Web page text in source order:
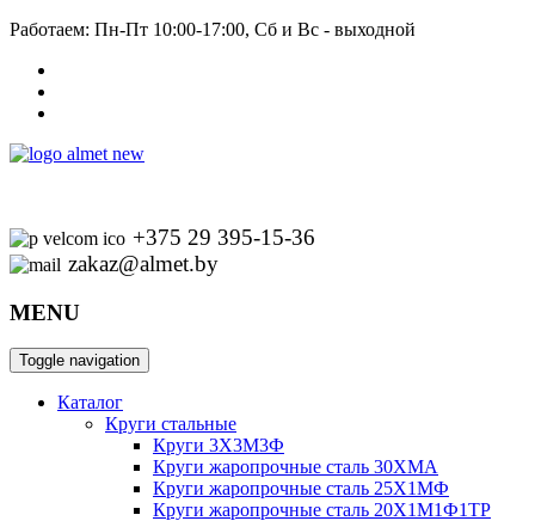
Работаем: Пн-Пт 10:00-17:00, Сб и Вс - выходной
+375 29 395-15-36
zakaz@almet.by
MENU
Toggle navigation
Каталог
Круги стальные
Круги 3Х3М3Ф
Круги жаропрочные сталь 30ХМА
Круги жаропрочные сталь 25Х1МФ
Круги жаропрочные сталь 20Х1М1Ф1ТР